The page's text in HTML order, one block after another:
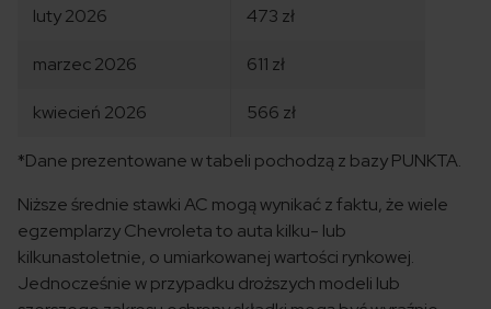
luty 2026 473 zł
marzec 2026 611 zł
kwiecień 2026 566 zł
*Dane prezentowane w tabeli pochodzą z bazy PUNKTA.
Niższe średnie stawki AC mogą wynikać z faktu, że wiele
egzemplarzy Chevroleta to auta kilku- lub
kilkunastoletnie, o umiarkowanej wartości rynkowej.
Jednocześnie w przypadku droższych modeli lub